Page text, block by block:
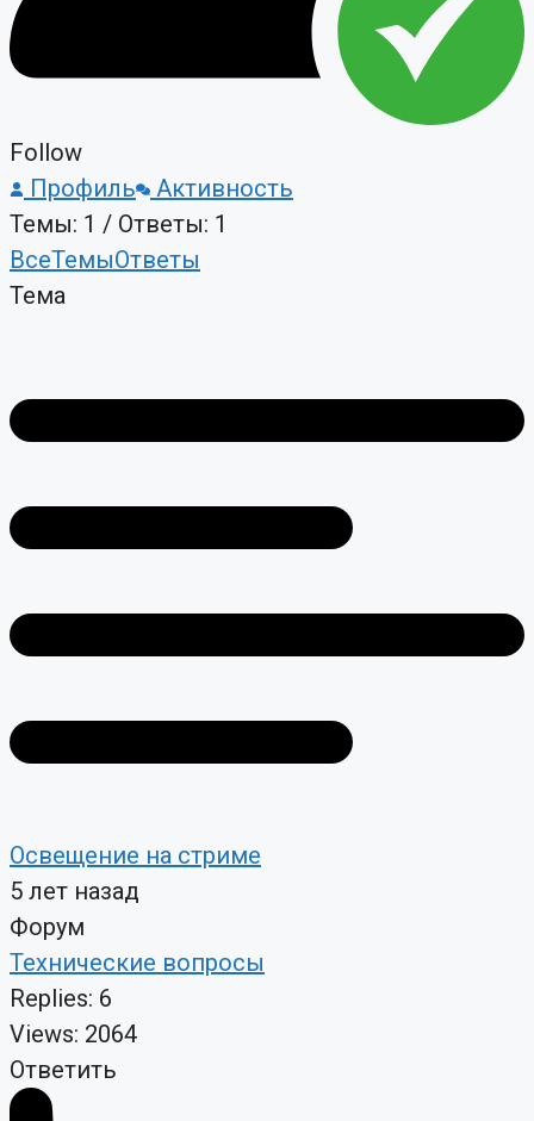
Follow
Профиль
Активность
Темы: 1 / Ответы: 1
ВсеТемыОтветы
Тема
Освещение на стриме
5 лет назад
Форум
Технические вопросы
Replies: 6
Views: 2064
Ответить